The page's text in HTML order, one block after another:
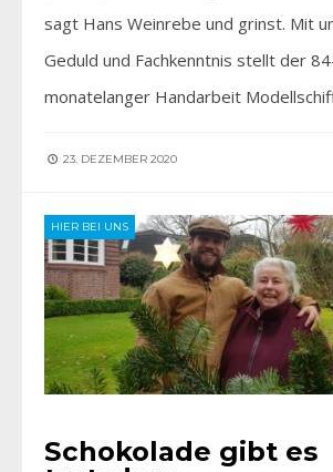
sagt Hans Weinrebe und grinst. Mit
Geduld und Fachkenntnis stellt der
monatelanger Handarbeit
23. DEZEMBER 2020
HIER BEI UNS
Schokolade gibt es